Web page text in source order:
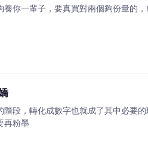
養你一輩子，要真買對兩個夠份量
段，轉化成數字也就成了其中必要
再粉墨